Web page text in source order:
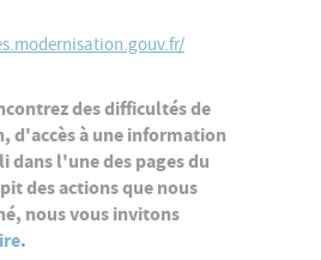
des difficultés de
d'accès à une information
dans l'une des pages du
des actions que nous
nous vous invitons
.